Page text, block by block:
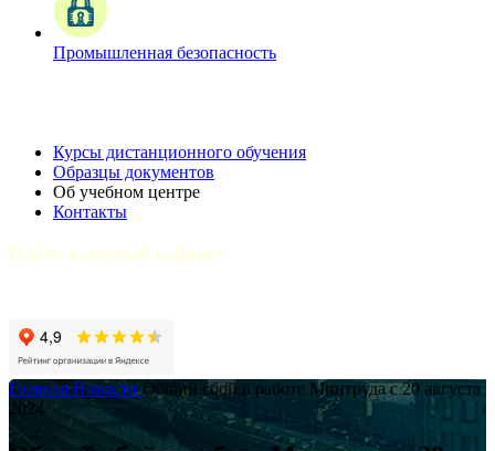
Промышленная безопасность
Курсы дистанционного обучения
Образцы документов
Об учебном центре
Контакты
Войти в личный кабинет
Главная Новости Общий сбой в работе Минтруда с 20 августа
2024